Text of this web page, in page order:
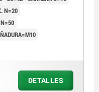
N=20
N=50
DETALLES